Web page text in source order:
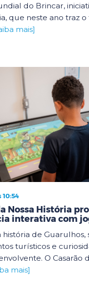
do Brincar,
que neste ano traz o
mais]
10:54
Nossa História
interativa com
história de Guarulhos,
turísticos e
O Casarão
mais]